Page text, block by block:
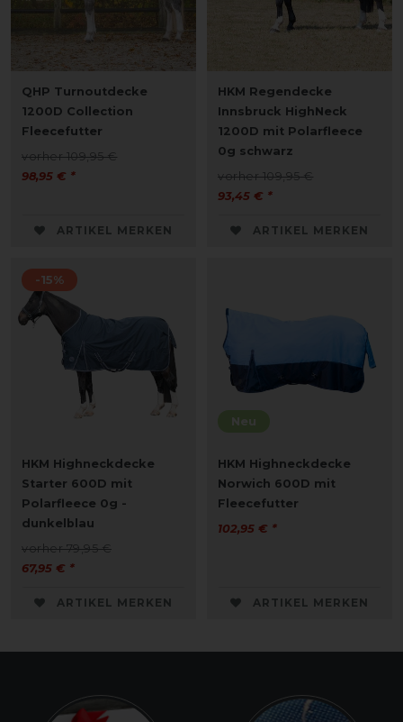
QHP Turnoutdecke
1200D Collection
Fleecefutter
vorher 109,95 €
98,95 € *
ARTIKEL MERKEN
HKM Regendecke
Innsbruck HighNeck
1200D mit Polarfleece
0g schwarz
vorher 109,95 €
93,45 € *
ARTIKEL MERKEN
-15%
HKM Highneckdecke
Starter 600D mit
Polarfleece 0g -
dunkelblau
vorher 79,95 €
67,95 € *
ARTIKEL MERKEN
Neu
HKM Highneckdecke
Norwich 600D mit
Fleecefutter
102,95 € *
ARTIKEL MERKEN